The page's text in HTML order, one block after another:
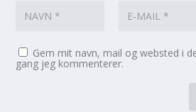
Gem mit navn, mail og websted i
gang jeg kommenterer.